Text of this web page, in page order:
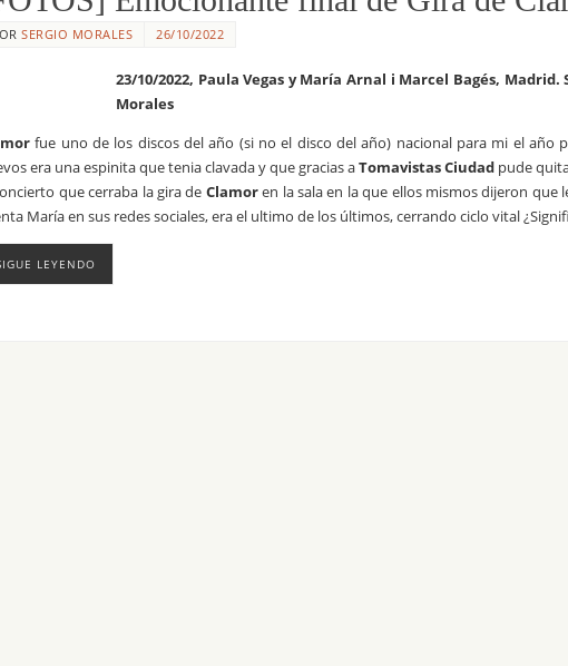
SERGIO MORALES 26/10/2022
23/10/2022, Paula Vegas y María Arnal i Marcel Bagés,
Morales
fue uno de los discos del año (si no el disco del año) nacional para mi el
era una espinita que tenia clavada y que gracias aTomavistas Ciudad pude
que cerraba la gira de Clamoren la sala en la que ellos mismos dijeron que
María en sus redes sociales, era el ultimo de los últimos, cerrando ciclo vital
LEYENDO